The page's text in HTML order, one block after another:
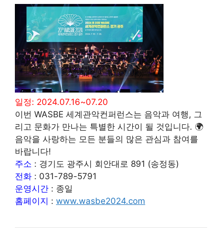
일정: 2024.07.16~07.20
이번 WASBE 세계관악컨퍼런스는 음악과 여행, 그
리고 문화가 만나는 특별한 시간이 될 것입니다. 🌍
음악을 사랑하는 모든 분들의 많은 관심과 참여를
바랍니다!
주소 : 경기도 광주시 회안대로 891 (송정동)
전화 : 031-789-5791
운영시간 : 종일
홈페이지 : www.wasbe2024.com